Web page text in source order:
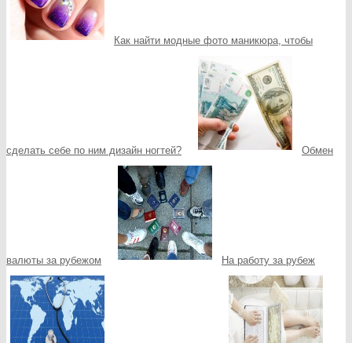
Как найти модные фото маникюра, чтобы
сделать себе по ним дизайн ногтей? Обмен
валюты за рубежом На работу за рубеж